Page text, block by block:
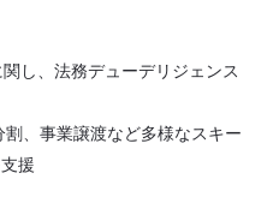
し、法務デューデリジェンス
割、事業譲渡など多様なスキー
援